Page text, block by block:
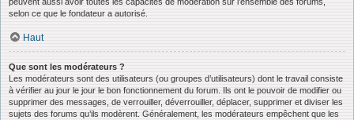
selon ce que le fondateur a autorisé.
Haut
Que sont les modérateurs ?
Les modérateurs sont des utilisateurs (ou groupes d’utilisateurs) dont le travail consiste
à vérifier au jour le jour le bon fonctionnement du forum. Ils ont le pouvoir de modifier ou
supprimer des messages, de verrouiller, déverrouiller, déplacer, supprimer et diviser les
sujets des forums qu’ils modèrent. Généralement, les modérateurs empêchent que les